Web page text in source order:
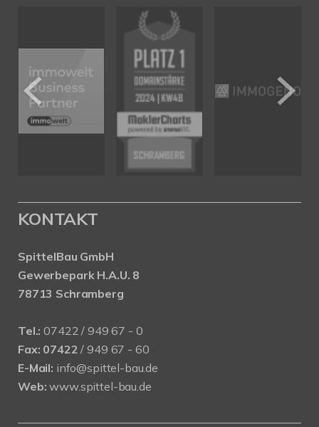
KONTAKT
SpittelBau GmbH
Gewerbepark H.A.U. 8
78713 Schramberg
Tel.: 07422 / 949 67 - 0
Fax: 07422 / 949 67 - 60
E-Mail: info@spittel-bau.de
Web: www.spittel-bau.de